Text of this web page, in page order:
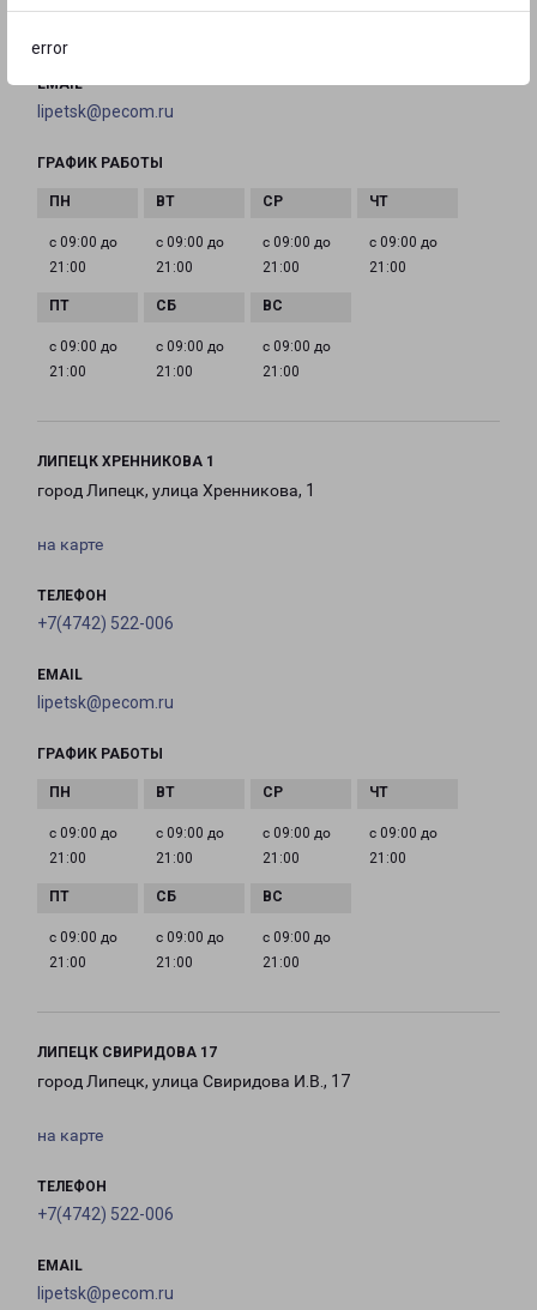
error
EMAIL
lipetsk@pecom.ru
ГРАФИК РАБОТЫ
с 09:00 до
21:00
с 09:00 до
21:00
с 09:00 до
21:00
с 09:00 до
21:00
с 09:00 до
21:00
с 09:00 до
21:00
с 09:00 до
21:00
ЛИПЕЦК ХРЕННИКОВА 1
город Липецк, улица Хренникова, 1
на карте
ТЕЛЕФОН
+7(4742) 522-006
EMAIL
lipetsk@pecom.ru
ГРАФИК РАБОТЫ
с 09:00 до
21:00
с 09:00 до
21:00
с 09:00 до
21:00
с 09:00 до
21:00
с 09:00 до
21:00
с 09:00 до
21:00
с 09:00 до
21:00
ЛИПЕЦК СВИРИДОВА 17
город Липецк, улица Свиридова И.В., 17
на карте
ТЕЛЕФОН
+7(4742) 522-006
EMAIL
lipetsk@pecom.ru